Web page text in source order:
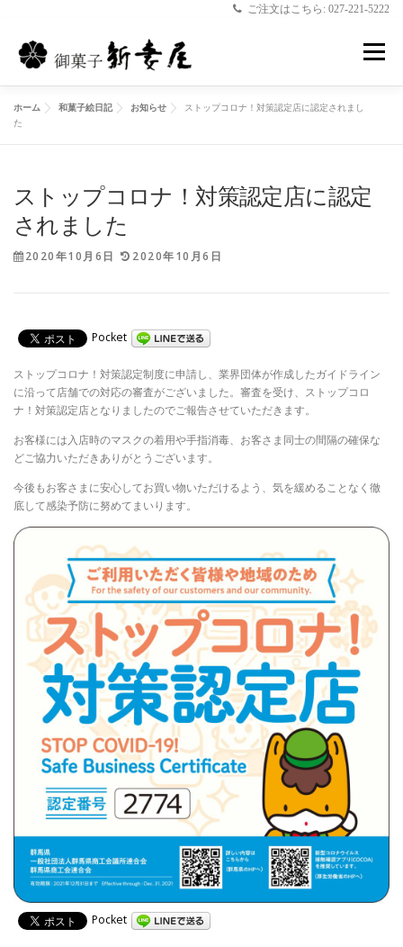
ご注文はこちら: 027-221-5222
メニュー
店舗のご案内 和菓子絵日記 お問合せ
ホーム 和菓子絵日記 お知らせ
ストップコロナ！対策認定店に認定されまし
た
ストップコロナ！対策認定店に認定
されました
2020年10月6日 2020年10月6日
Pocket
ストップコロナ！対策認定制度に申請し、業界団体が作成したガイドライン
に沿って店舗での対応の審査がございました。審査を受け、ストップコロ
ナ！対策認定店となりましたのでご報告させていただきます。
お客様には入店時のマスクの着用や手指消毒、お客さま同士の間隔の確保な
どご協力いただきありがとうございます。
今後もお客さまに安心してお買い物いただけるよう、気を緩めることなく徹
底して感染予防に努めてまいります。
Pocket